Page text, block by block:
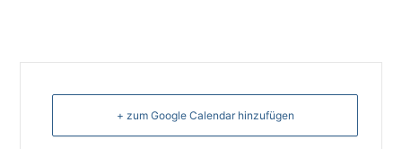
+ zum Google Calendar hinzufügen